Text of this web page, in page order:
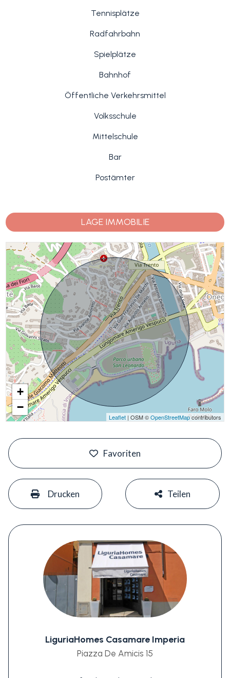
Tennisplätze
Radfahrbahn
Spielplätze
Bahnhof
Öffentliche Verkehrsmittel
Volksschule
Mittelschule
Bar
Postämter
LAGE IMMOBILIE
+
−
Leaflet| OSM ©OpenStreetMapcontributors
Favoriten
Drucken Teilen
LiguriaHomes Casamare Imperia
Piazza De Amicis 15